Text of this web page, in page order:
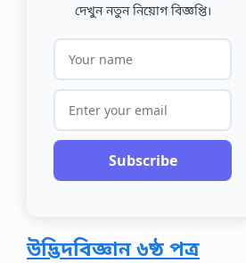
দেখুন নতুন নিয়োগ বিজ্ঞপ্তি।
Subscribe
উদ্ভিদবিজ্ঞান ৬ষ্ঠ পত্র